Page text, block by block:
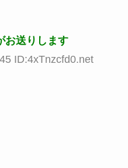
お送りします
ID:4xTnzcfd0.net